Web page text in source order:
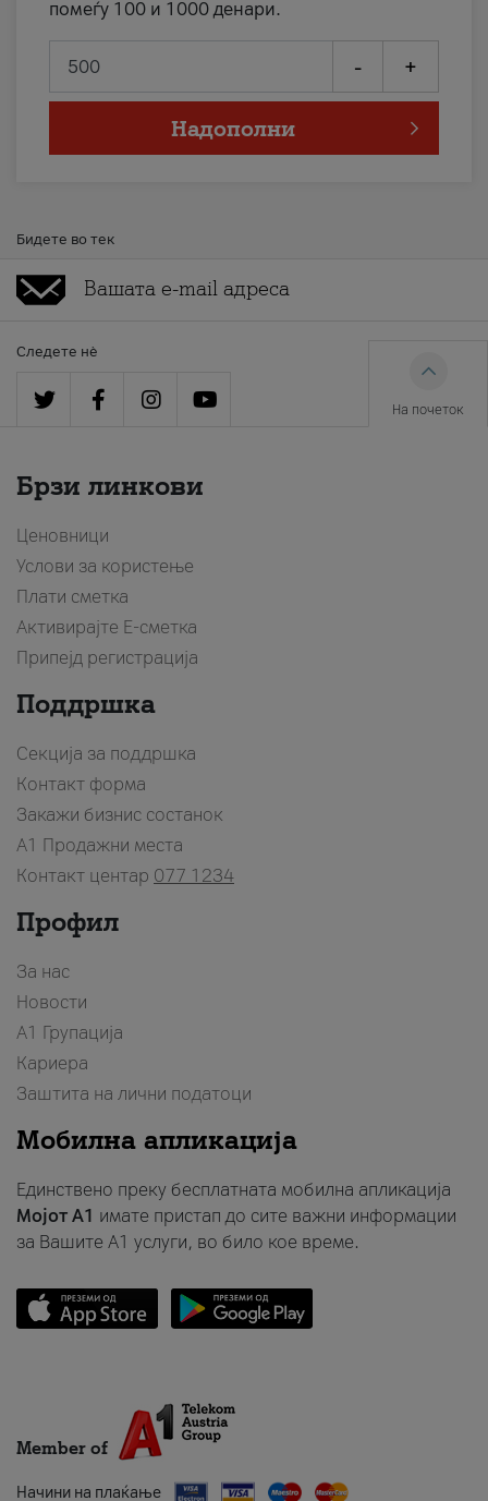
помеѓу 100 и 1000 денари.
- +
Надополни
Бидете во тек
Следете нè
На почеток
Брзи линкови
Ценовници
Услови за користење
Плати сметка
Активирајте Е-сметка
Припејд регистрација
Поддршка
Секција за поддршка
Контакт форма
Закажи бизнис состанок
A1 Продажни места
Контакт центар 077 1234
Профил
За нас
Новости
А1 Групација
Кариера
Заштита на лични податоци
Мобилна апликација
Единствено преку бесплатната мобилна апликација
Мојот A1 имате пристап до сите важни информации
за Вашите A1 услуги, во било кое време.
Member of
Начини на плаќање